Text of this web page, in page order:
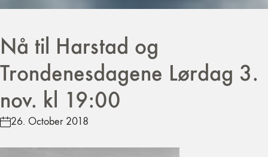
Nå til Harstad og
Trondenesdagene Lørdag 3.
nov. kl 19:00
26. October 2018